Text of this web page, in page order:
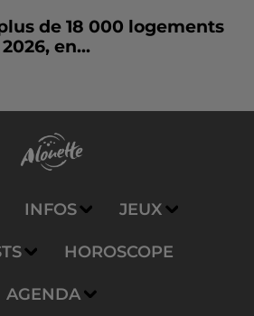
de 18 000 logements
en...
INFOS JEUX
HOROSCOPE
AGENDA